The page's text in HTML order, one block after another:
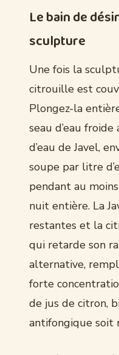
Le bain de
sculpture
Une fois la
citrouille est
Plongez-la
seau d’eau
d’eau de Javel,
soupe par litre
pendant au
nuit entière. La
restantes et la
qui retarde son
alternative,
forte
de jus de citron,
antifongique soit